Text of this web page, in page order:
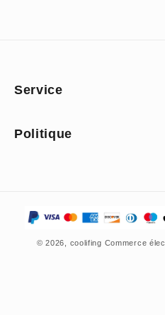
Service
Politique
Moyens
paiement
© 2026, coolifing Commerce